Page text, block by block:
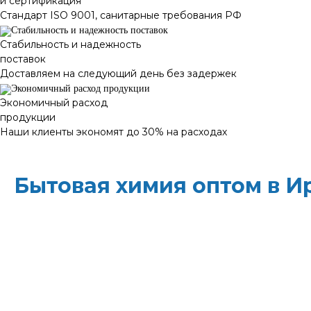
Стандарт ISO 9001, санитарные требования РФ
Стабильность и надежность
поставок
Доставляем на следующий день без задержек
Экономичный расход
продукции
Наши клиенты экономят до 30% на расходах
Бытовая химия оптом в